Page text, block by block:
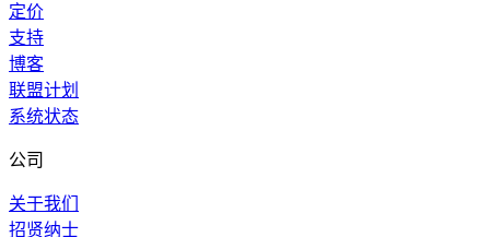
定价
支持
博客
联盟计划
系统状态
公司
关于我们
招贤纳士